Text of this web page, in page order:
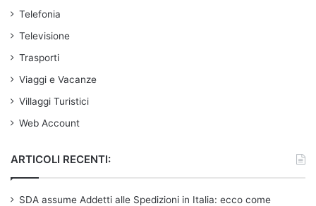
Telefonia
Televisione
Trasporti
Viaggi e Vacanze
Villaggi Turistici
Web Account
ARTICOLI RECENTI:
SDA assume Addetti alle Spedizioni in Italia: ecco come